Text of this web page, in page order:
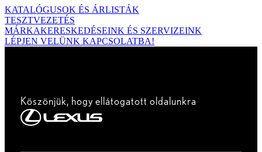
KATALÓGUSOK ÉS ÁRLISTÁK
TESZTVEZETÉS
MÁRKAKERESKEDÉSEINK ÉS SZERVIZEINK
LÉPJEN VELÜNK KAPCSOLATBA!
Köszönjük, hogy ellátogatott oldalunkra